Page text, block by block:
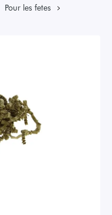
Pour les fetes